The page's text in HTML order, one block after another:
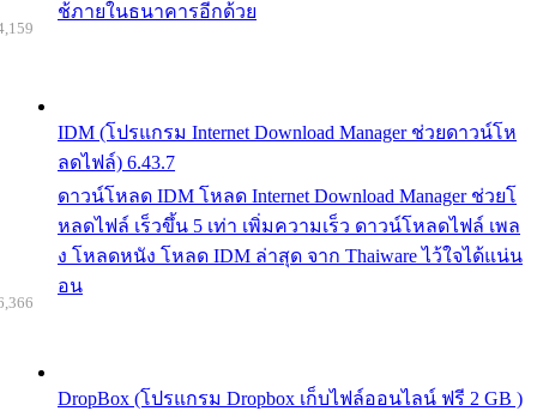
ช้ภายในธนาคารอีกด้วย
IDM (โปรแกรม Internet Download Manager ช่วยดาวน์โห
ลดไฟล์) 6.43.7
ดาวน์โหลด IDM โหลด Internet Download Manager ช่วยโ
หลดไฟล์ เร็วขึ้น 5 เท่า เพิ่มความเร็ว ดาวน์โหลดไฟล์ เพล
ง โหลดหนัง โหลด IDM ล่าสุด จาก Thaiware ไว้ใจได้แน่น
อน
DropBox (โปรแกรม Dropbox เก็บไฟล์ออนไลน์ ฟรี 2 GB )